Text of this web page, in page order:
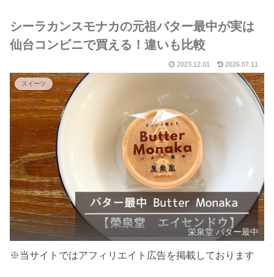
シーラカンスモナカの元祖バター最中が実は
仙台コンビニで買える！違いも比較
2023.12.01 2026.07.11
スイーツ
栄泉堂 バター最中
※当サイトではアフィリエイト広告を掲載しております